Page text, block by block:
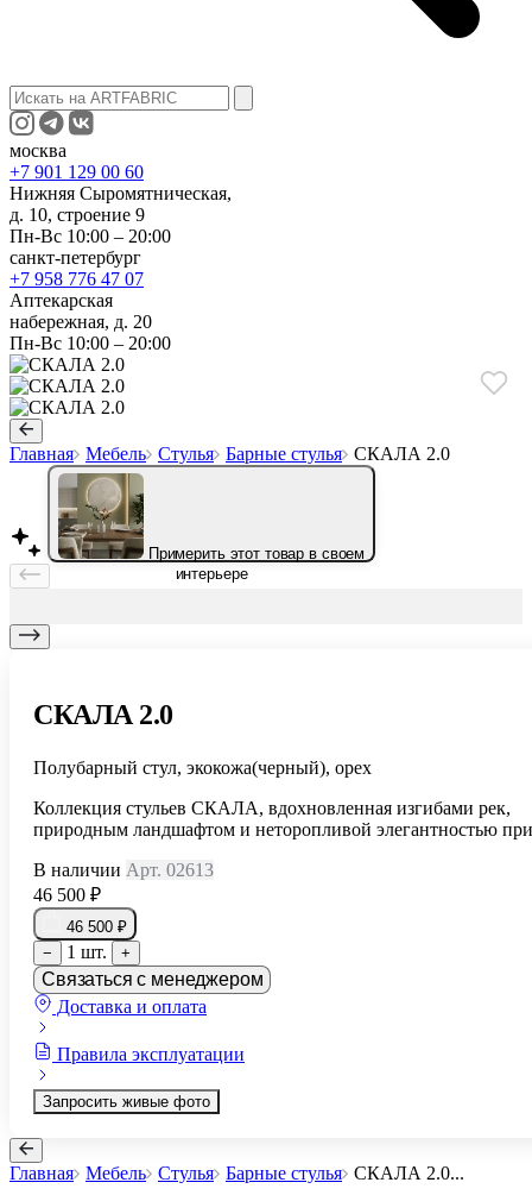
москва
+7 901 129 00 60
Нижняя Сыромятническая,
д. 10, строение 9
Пн-Вс 10:00 – 20:00
санкт-петербург
+7 958 776 47 07
Аптекарская
набережная, д. 20
Пн-Вс 10:00 – 20:00
Главная Мебель Стулья Барные стулья СКАЛА 2.0
Примерить этот товар в своем
интерьере
СКАЛА 2.0
Полубарный стул, экокожа(черный), орех
Коллекция стульев СКАЛА, вдохновленная изгибами рек,
природным ландшафтом и неторопливой элегантностью
В наличии Арт. 02613
46 500 ₽
46 500 ₽
−
1 шт. +
Связаться с менеджером
Доставка и оплата
Правила эксплуатации
Запросить живые фото
Главная Мебель Стулья Барные стулья СКАЛА 2.0...